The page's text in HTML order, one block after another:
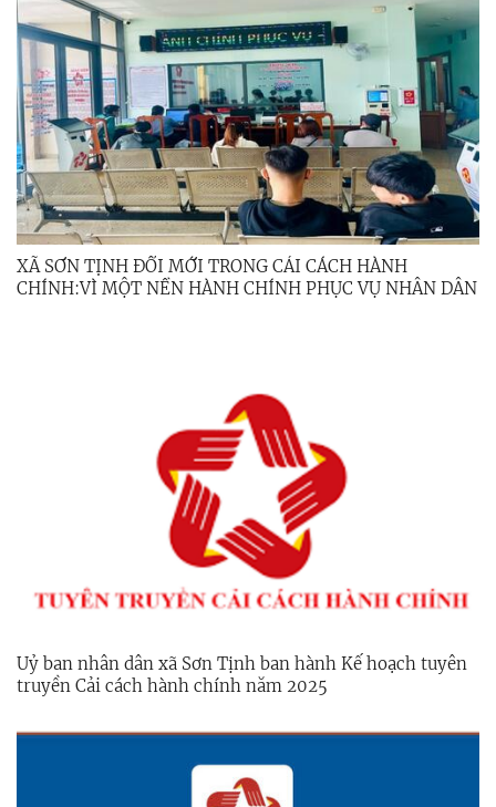
XÃ SƠN TỊNH ĐỔI MỚI TRONG CẢI CÁCH HÀNH
CHÍNH:VÌ MỘT NỀN HÀNH CHÍNH PHỤC VỤ NHÂN DÂN
Uỷ ban nhân dân xã Sơn Tịnh ban hành Kế hoạch tuyên
truyền Cải cách hành chính năm 2025